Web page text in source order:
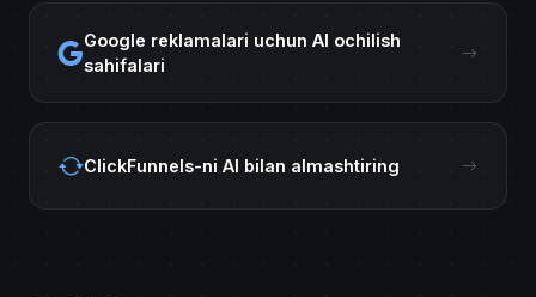
Google reklamalari uchun AI ochilish
sahifalari
ClickFunnels-ni AI bilan almashtiring